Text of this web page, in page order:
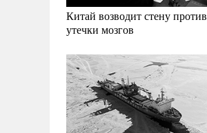
Китай возводит стену против
утечки мозгов